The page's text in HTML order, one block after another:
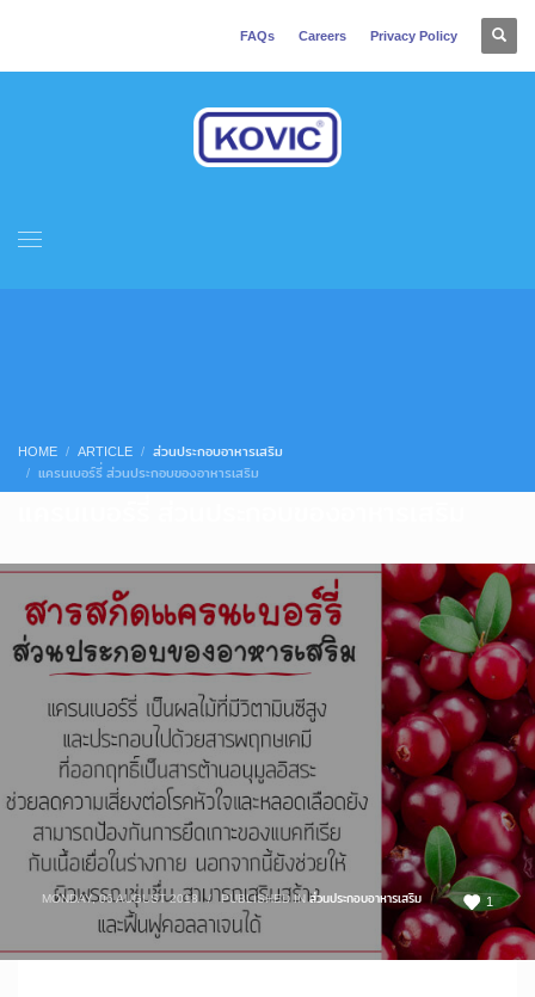
FAQs Careers Privacy Policy
HOME ARTICLE
ส่วนประกอบอาหารเสริม
แครนเบอร์รี่ ส่วนประกอบของอาหารเสริม
1
MONDAY, 06 AUGUST 2018 / PUBLISHED INส่วนประกอบอาหารเสริม